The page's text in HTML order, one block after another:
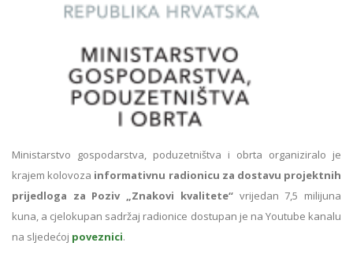
Ministarstvo gospodarstva, poduzetništva i obrta organiziralo je
krajem kolovoza informativnu radionicu za dostavu projektnih
prijedloga za Poziv „Znakovi kvalitete“vrijedan 7,5 milijuna
kuna, a cjelokupan sadržaj radionice dostupan je na Youtube kanalu
na sljedećoj poveznici.